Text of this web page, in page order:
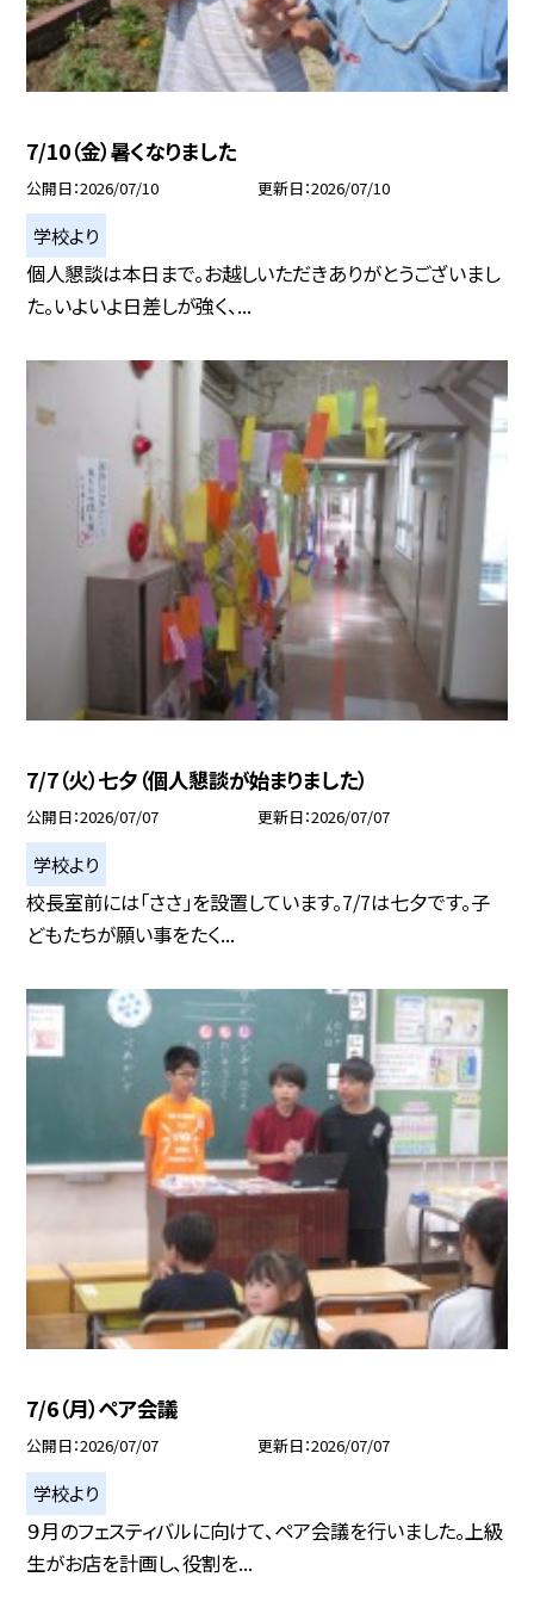
7/10（金）暑くなりました
公開日 2026/07/10 更新日 2026/07/10
学校より
個人懇談は本日まで。お越しいただきありがとうございまし
た。いよいよ日差しが強く、...
7/7（火）七夕（個人懇談が始まりました）
公開日 2026/07/07 更新日 2026/07/07
学校より
校長室前には「ささ」を設置しています。7/7は七夕です。子
どもたちが願い事をたく...
7/6（月）ペア会議
公開日 2026/07/07 更新日 2026/07/07
学校より
９月のフェスティバルに向けて、ペア会議を行いました。上級
生がお店を計画し、役割を...